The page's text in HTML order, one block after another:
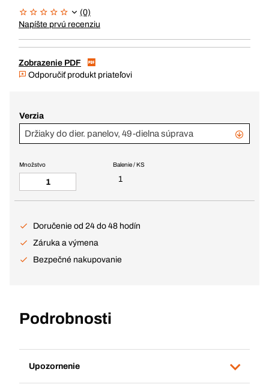
(0)
Napíšte prvú recenziu
Zobrazenie PDF
Odporučiť produkt priateľovi
Verzia
Držiaky do dier. panelov, 49-dielna súprava
Balenie / KS
1
Množstvo
Doručenie od 24 do 48 hodín
Záruka a výmena
Bezpečné nakupovanie
Podrobnosti
Upozornenie